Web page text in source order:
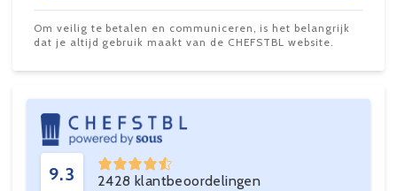
Om veilig te betalen en communiceren, is het belangrijk
dat je altijd gebruik maakt van de CHEFSTBL website.
9.3 2428 klantbeoordelingen